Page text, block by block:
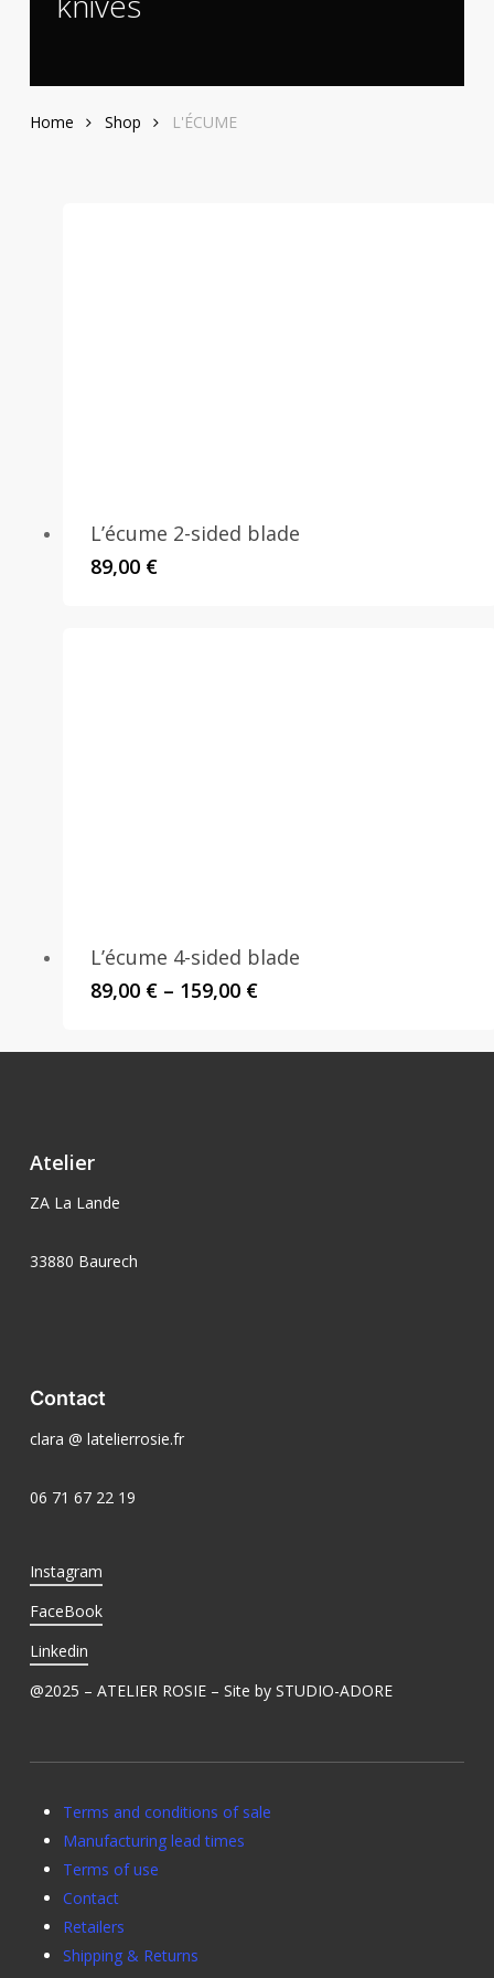
Home Shop L'ÉCUME
L’écume 2-sided blade
89,00 €
L’écume 4-sided blade
89,00 € – 159,00 €Price
Atelier
ZA La Lande
33880 Baurech
Contact
clara @ latelierrosie.fr
06 71 67 22 19
Instagram
FaceBook
Linkedin
@2025 – ATELIER ROSIE – Site by STUDIO-ADORE
Terms and conditions of sale
Manufacturing lead times
Terms of use
Contact
Retailers
Shipping & Returns